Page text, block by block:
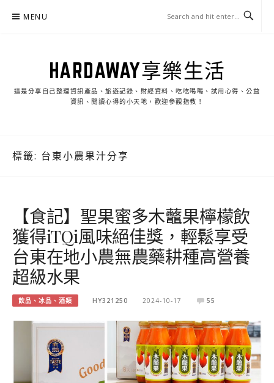
MENU
HARDAWAY享樂生活
這是分享自己整理資訊產品、旅遊記錄、財經資料、吃吃喝喝、試用心得、公益
資訊、閱讀心得的小天地，歡迎參觀指教！
標籤: 台東小農果汁分享
【食記】聖果蜜多木虌果檸檬飲
獲得iTQi風味絕佳獎，輕鬆享受
台東在地小農無農藥耕種高營養
超級水果
飲品、冰品、酒類 HY321250 2024-10-17 55